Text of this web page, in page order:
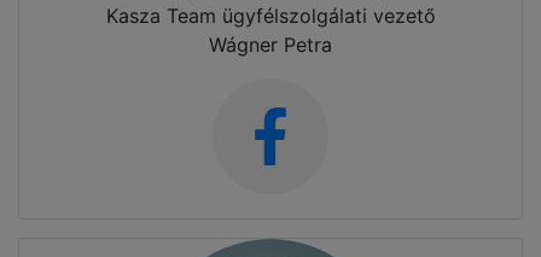
Kasza Team ügyfélszolgálati vezető
Wágner Petra